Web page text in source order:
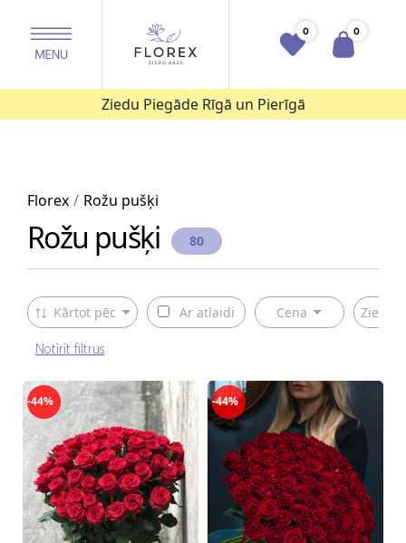
0 0
Ziedu Piegāde Rīgā un Pierīgā
Florex Rožu pušķi
Rožu pušķi 80
Kārtot pēc Ar atlaidi Cena Ziedu
Notīrīt filtrus
-44% -44%